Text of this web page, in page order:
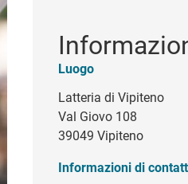
Luogo
Latteria di Vipiteno
Val Giovo 108
39049 Vipiteno
Informazioni di